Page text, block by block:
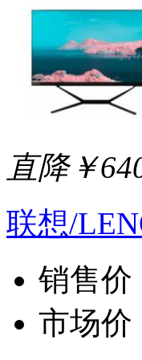
直降￥
联想/
销售价
市场价